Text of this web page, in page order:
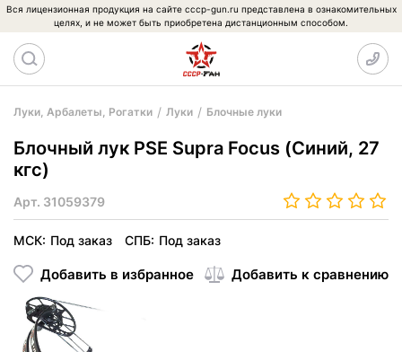
Вся лицензионная продукция на сайте cccp-gun.ru представлена в ознакомительных
целях, и не может быть приобретена дистанционным способом.
Луки, Арбалеты, Рогатки Луки Блочные луки
Блочный лук PSE Supra Focus (Синий, 27
кгс)
Арт. 31059379
МСК: Под заказ СПБ: Под заказ
Добавить в избранное Добавить к сравнению